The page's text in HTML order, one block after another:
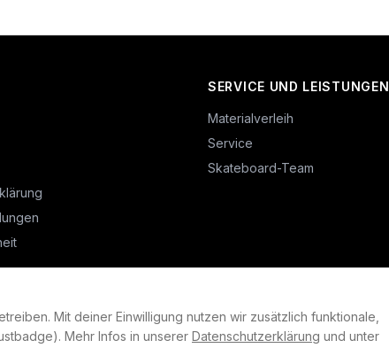
Mit deiner Einwilligung nutzen wir zusätzlich funktionale,
Mehr Infos in unserer Datenschutzerklärung und unter
SERVICE UND LEISTUNGEN
Materialverleih
Service
Skateboard-Team
©2026 Plan B. Alle Rechte vorbehalten.